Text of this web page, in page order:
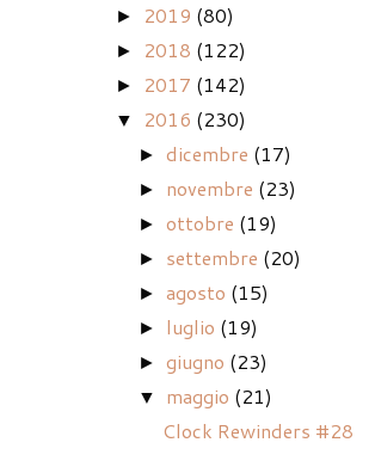
► 2019 (80)
► 2018 (122)
► 2017 (142)
▼ 2016 (230)
►dicembre (17)
► novembre (23)
►ottobre (19)
► settembre (20)
►agosto (15)
► luglio (19)
►giugno (23)
▼ maggio (21)
Clock Rewinders #28